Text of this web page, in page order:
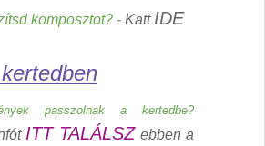
komposztot? - Katt IDE
passzolnak a kertedbe?
ITT TALÁLSZ ebben a